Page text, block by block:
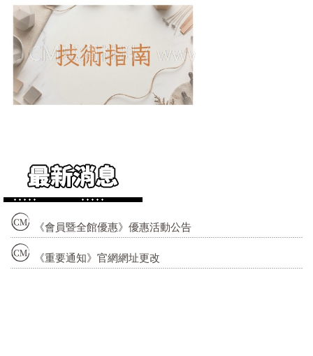
《會員暨全館優惠》優惠活動公告
《重要通知》官網網址更改